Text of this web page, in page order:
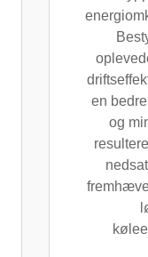
en
og